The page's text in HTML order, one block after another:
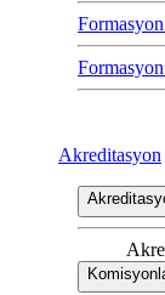
Akreditasyon